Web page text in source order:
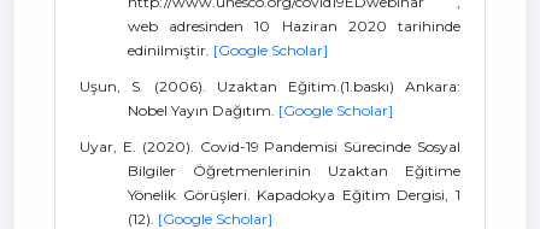
web adresinden 10 Haziran 2020 tarihinde
edinilmiştir. [Google Scholar]
Uşun, S. (2006). Uzaktan Eğitim.(1.baskı) Ankara:
Nobel Yayın Dağıtım. [Google Scholar]
Uyar, E. (2020). Covid-19 Pandemisi Sürecinde Sosyal
Bilgiler Öğretmenlerinin Uzaktan Eğitime
Yönelik Görüşleri. Kapadokya Eğitim Dergisi, 1
(12). [Google Scholar]